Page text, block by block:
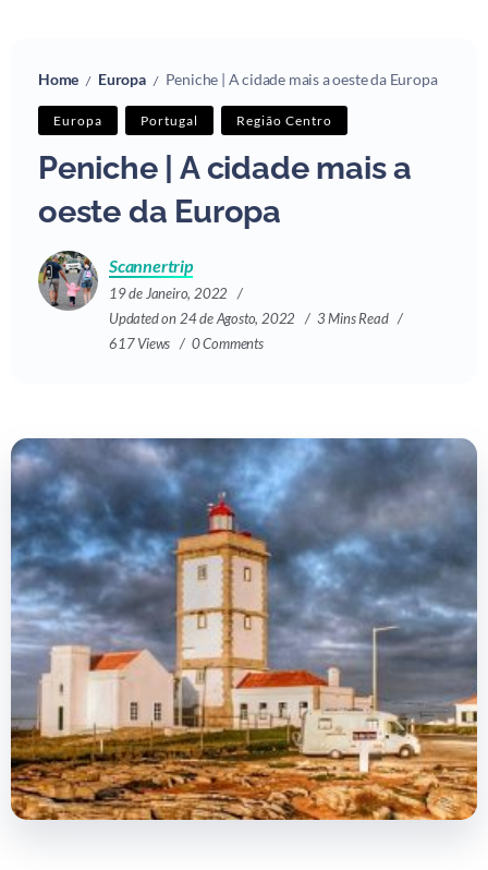
Home / Europa / Peniche | A cidade mais a oeste da Europa
Europa Portugal Região Centro
Peniche | A cidade mais a
oeste da Europa
Scannertrip
19 de Janeiro, 2022
Updated on 24 de Agosto, 2022
3 Mins Read
617 Views
0 Comments